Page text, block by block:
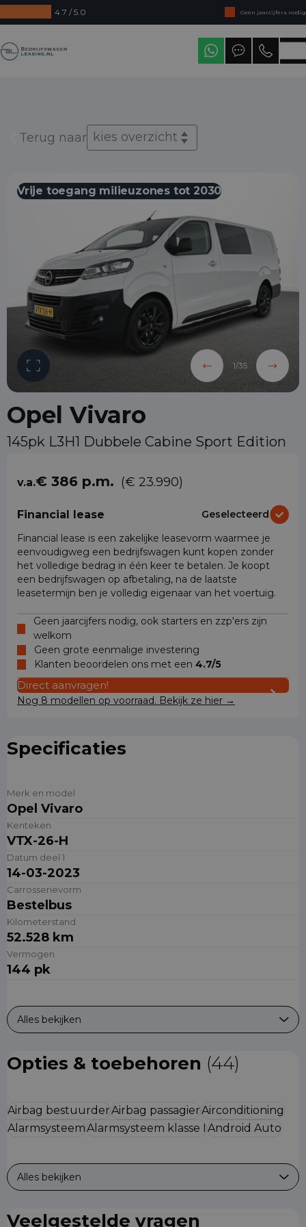
4.7 / 5.0
Geen jaarcijfers nodig
Direct uit voorraad leverbaar
Levering in heel Nederland
Terug naar kies overzicht
Vrije toegang milieuzones tot 2030
1/35
Opel Vivaro
145pk L3H1 Dubbele Cabine Sport Edition
v.a.€ 386 p.m. (€ 23.990)
Financial lease
Geselecteerd
Financial lease is een zakelijke leasevorm waarmee je
eenvoudigweg een bedrijfswagen kunt kopen zonder
het volledige bedrag in één keer te betalen. Je koopt
een bedrijfswagen op afbetaling, na de laatste
leasetermijn ben je volledig eigenaar van het voertuig.
Geen jaarcijfers nodig, ook starters en zzp'ers zijn
welkom
Geen grote eenmalige investering
Klanten beoordelen ons met een 4.7/5
Direct aanvragen!
Nog 8 modellen op voorraad. Bekijk ze hier →
Specificaties
Merk en model
Opel Vivaro
Kenteken
VTX-26-H
Datum deel 1
14-03-2023
Carrosserievorm
Bestelbus
Kilometerstand
52.528 km
Vermogen
144 pk
Alles bekijken
Opties & toebehoren (44)
Airbag bestuurderAirbag passagierAirconditioning
AlarmsysteemAlarmsysteem klasse I Android Auto
Alles bekijken
Veelgestelde vragen